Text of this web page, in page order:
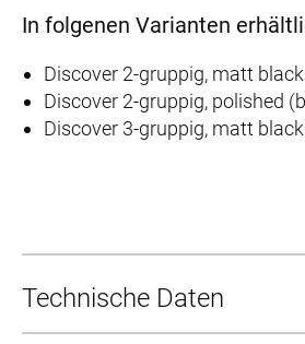
In folgenen Varianten
Discover 2-gruppig, matt black
Discover 2-gruppig, polished
Discover 3-gruppig, matt
Technische Daten